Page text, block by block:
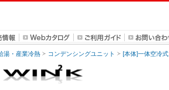
湯・産業冷熱 コンデンシングユニット [本体]一体空冷式